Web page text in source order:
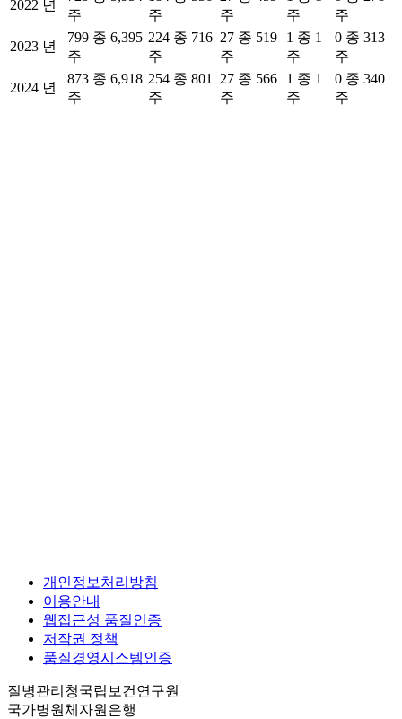
2022 년
주
주
주
주
주
2023 년
799 종 6,395
주
224 종 716
주
27 종 519
주
1 종 1
주
0 종 313
주
2024 년
873 종 6,918
주
254 종 801
주
27 종 566
주
1 종 1
주
0 종 340
주
개인정보처리방침
이용안내
웹접근성 품질인증
저작권 정책
품질경영시스템인증
질병관리청국립보건연구원
국가병원체자원은행